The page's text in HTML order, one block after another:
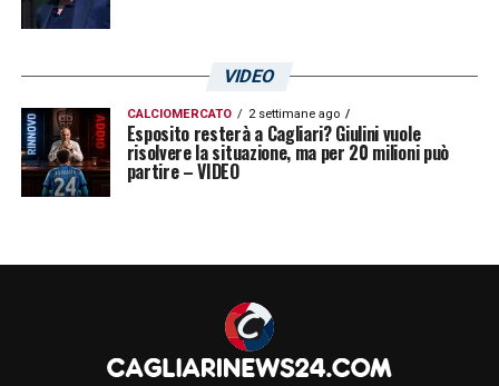
VIDEO
CALCIOMERCATO 2 settimane ago
Esposito resterà a Cagliari? Giulini vuole
risolvere la situazione, ma per 20 milioni può
partire – VIDEO